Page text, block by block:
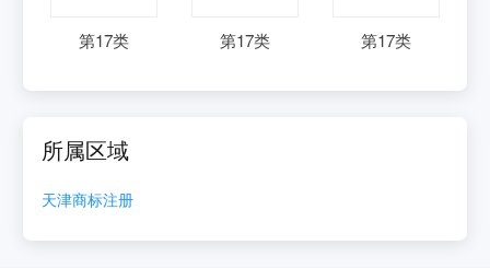
第17类 第17类 第17类
所属区域
天津商标注册